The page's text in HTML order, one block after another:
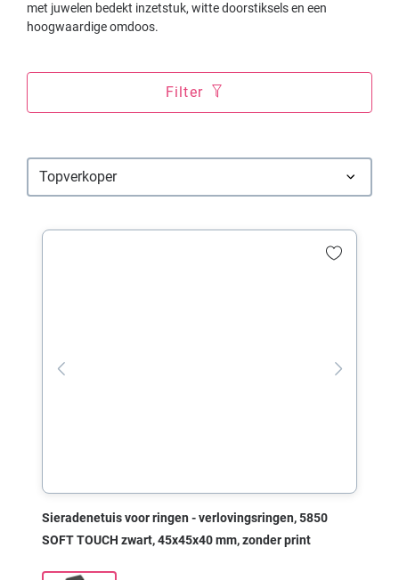
met juwelen bedekt inzetstuk, witte doorstiksels en een
hoogwaardige omdoos.
Filter
Sieradenetuis voor ringen - verlovingsringen, 5850
SOFT TOUCH zwart, 45x45x40 mm, zonder print